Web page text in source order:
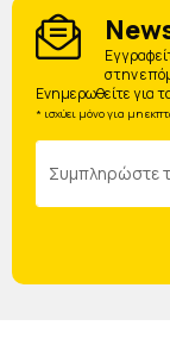
στην
Ενημερωθείτε για
* ισχύει μόνο για μη